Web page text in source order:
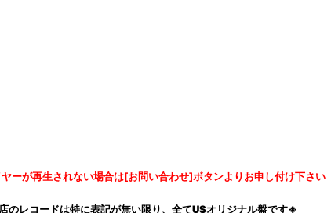
ーが再生されない場合は[お問い合わせ]ボタンよりお申し付け下さい
のレコードは特に表記が無い限り、全てUSオリジナル盤です※